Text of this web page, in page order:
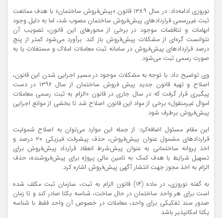
نوروزی ادامه‌داد: در سال ۱۳۸۹ قانون «پیش‌فروش ساختمان» با هدف ممانعت
ثبت غیررسمی قراردادهای پیش‌فروش ساختمان مصوب شد، اما به دلیل وجود
ابهامات و تناقضات موجود در برخی از محورهای این قانون، تصویب آن
نتوانست گره‌ای از مشکلات پیش‌فروش باز کند. برآورد می‌شود کمتر از پنج
درصد قراردادهای پیش‌فروش در سامانه ثبت معاملات املاک و مستغلات یا به
صورت رسمی ثبت می‌شود.
وی توضیح داد: با توجه به مشکلات موجود در مسیر اجرایی شدن این قانون،
اصلاح و تهیه قانون جدید پیش فروش ساختمان از سال ۱۳۹۶ در دست
پیگیری قرار گرفت که در سال جاری در قانون «الزام به ثبت رسمی معاملات
اموال غیرمنقول» برخی از مواد این قانون اصلاح شد تا بخشی از موانع اجرایی
پیش‌فروش برطرف شود.
این مقام مسئول اضافه‌کرد: از جمله این موارد می‌توان به اصلاح شمولیت
قراردادهای مشمول عنوان پیش‌فروش، حذف پیشرفت فیزیکی ۲۰ درصد و
اخذ پروانه ساختمانی به عنوان پیش‌شرط انعقاد قرارداد پیش‌فروش برای
تسهیل شرایط با هدف کمک به تامین مالی پروژه برای پیش‌فروشنده، حذف
الزام به اخذ مجوز جهت انتشار آگهی پیش‌فروش اشاره کرد.
به گفته نوروزی، در ماده (۱۴) قانون الزام به ثبت، سازمان ثبت مکلف شده
است برای هر واحد ساختمان در حال ساخت، شناسه یکتا صادر کند و تا زمان
صدور سند تفکیکی برای واحد، معاملات در خصوص آن واحد فقط با شناسه
یکتا امکانپذیر باشد.